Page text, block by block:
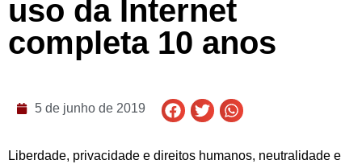
uso da Internet
completa 10 anos
5 de junho de 2019
Liberdade, privacidade e direitos humanos, neutralidade e